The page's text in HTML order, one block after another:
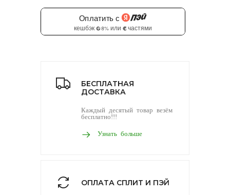
БЕСПЛАТНАЯ
ДОСТАВКА
Каждый десятый товар везём
бесплатно!!!
Узнать больше
ОПЛАТА СПЛИТ И ПЭЙ